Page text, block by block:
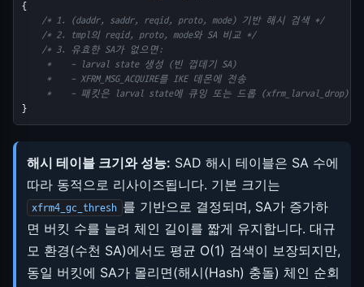
{
/* 1. (daddr, saddr, reqid, proto, mode) 기반 해시 검색 */
/* 2. tmpl의 reqid, proto, mode와 SA 비교 */
/* 3. 유효한 SA가 없으면:
     *    - larval state 생성 (빈 껍데기 SA)
     *    - XFRM_MSG_ACQUIRE를 IKE 데몬에 전송
     *    - 패킷은 larval state에 큐잉 또는 드롭 (xfrm_larval_drop) */
}
해시 테이블 크기와 성능: SAD 해시 테이블은 SA 수에
따라 동적으로 리사이즈됩니다. 기본 크기는
xfrm4_gc_thresh 를 기반으로 결정되며, SA가 증가하
면 버킷 수를 늘려 체인 길이를 짧게 유지합니다. 대규
모 환경(수천 SA)에서도 평균 O(1) 검색이 보장되지만,
동일 버킷에 SA가 몰리면(해시(Hash) 충돌) 체인 순회